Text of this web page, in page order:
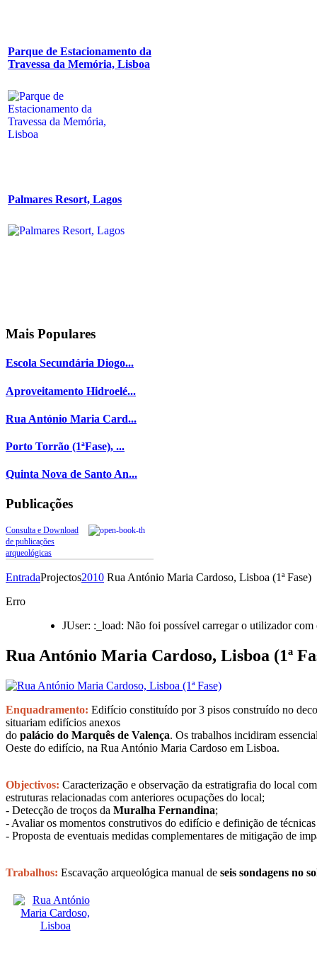
Parque de Estacionamento da
Travessa da Memória, Lisboa
Palmares Resort, Lagos
Mais Populares
Escola Secundária Diogo...
Aproveitamento Hidroelé...
Rua António Maria Card...
Porto Torrão (1ªFase), ...
Quinta Nova de Santo An...
Publicações
Consulta e Download
de publicações
arqueológicas
EntradaProjectos2010 Rua António Maria Cardoso, Lisboa (1ª Fase)
Erro
JUser: :_load: Não foi possível carregar o utilizador
Rua António Maria Cardoso, Lisboa (1ª
Enquadramento: Edifício constituído por 3 pisos construído no
situariam edifícios anexos
do palácio do Marquês de Valença. Os trabalhos incidiram
Oeste do edifício, na Rua António Maria Cardoso em Lisboa.
Objectivos: Caracterização e observação da estratigrafia do local
estruturas relacionadas com anteriores ocupações do local;
- Detecção de troços da Muralha Fernandina;
- Avaliar os momentos construtivos do edifício e definição de
- Proposta de eventuais medidas complementares de mitigação de
Trabalhos: Escavação arqueológica manual de seis sondagens no